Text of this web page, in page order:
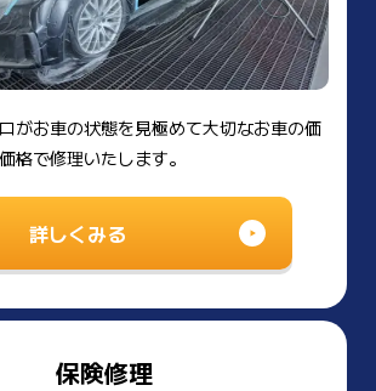
がお車の状態を見極めて大切なお車の価
格で修理いたします。
詳しくみる
保険修理